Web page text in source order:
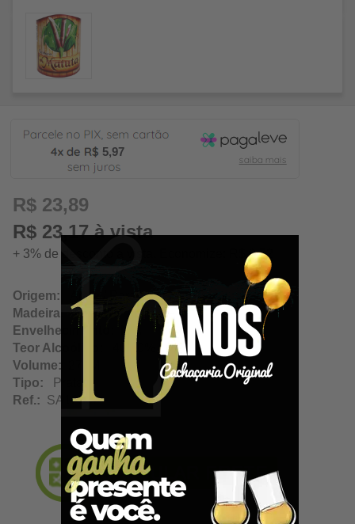
5,97
R$ 23,89
R$ 23,17 à vista
+ 3% de desconto à vista. Economize: R$ 0,72
Origem: Areia / Paraíba
Madeira:
Neutra
Envelhecimento:
N/A
Teor Alcoólico:
Volume:
Tipo: Prata
Ref.: SA12302